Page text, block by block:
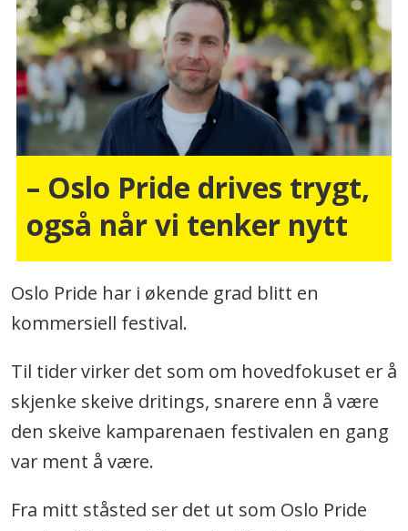
– Oslo Pride drives trygt,
også når vi tenker nytt
Oslo Pride har i økende grad blitt en
kommersiell festival.
Til tider virker det som om hovedfokuset er å
skjenke skeive dritings, snarere enn å være
den skeive kamparenaen festivalen en gang
var ment å være.
Fra mitt ståsted ser det ut som Oslo Pride